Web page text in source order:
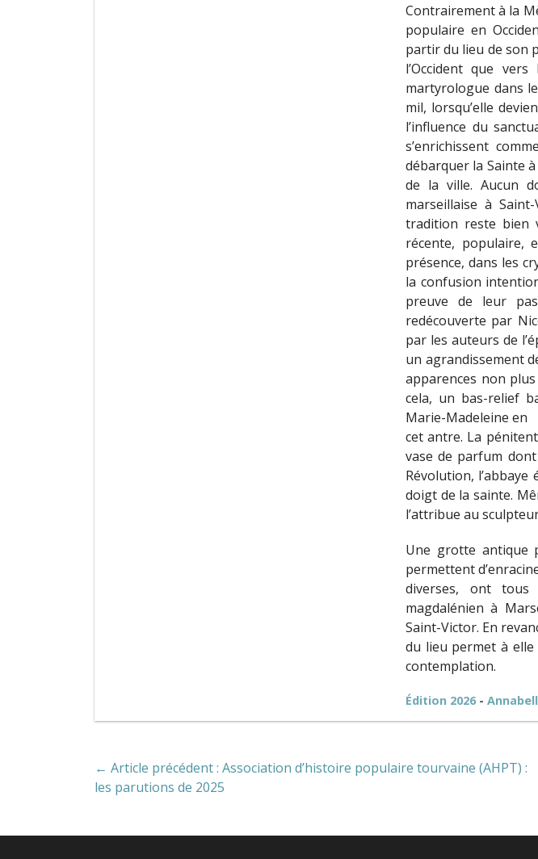
Contrairement à la
populaire en
partir du lieu de son
l’Occident que
martyrologue dans
mil, lorsqu’elle
l’influence du
s’enrichissent
débarquer la Sainte
de la ville. Aucun
marseillaise à
tradition reste bien
récente, populaire,
présence, dans les
la confusion
preuve de leur
redécouverte par
par les auteurs de
un agrandissement
apparences non
cela, un bas-relief
Marie-Madeleine en
cet antre. La
vase de parfum
Révolution,
doigt de la sainte.
l’attribue au
Une grotte antique
permettent
diverses, ont tous
magdalénien à
Saint-Victor. En
du lieu permet à elle
contemplation.
Édition 2026 -
← Article précédent : Association d’histoire populaire tourvaine (AHPT) :
les parutions de 2025